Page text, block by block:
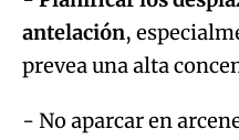
antelación,
prevea una alta
- No aparcar en